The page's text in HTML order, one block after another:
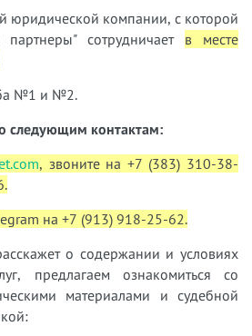
юридической компании, с которой
сотрудничает в месте
№1 и №2.
следующим контактам:
, звоните на +7 (383) 310-38-
на +7 (913) 918-25-62.
о содержании и условиях
предлагаем ознакомиться со
материалами и судебной